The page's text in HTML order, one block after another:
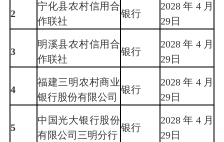
2
宁化县农村信用合
作联社
银行
2028年4月
29日
3
明溪县农村信用合
作联社
银行
2028年4月
29日
4
福建三明农村商业
银行股份有限公司
银行
2028年4月
29日
5
中国光大银行股份
有限公司三明分行
银行
2028年4月
29日